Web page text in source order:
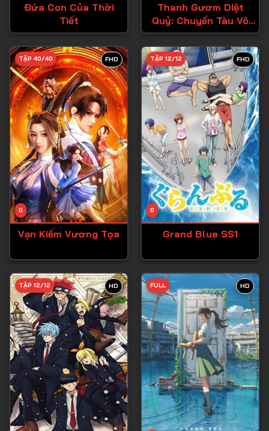
Tập 17
Tập 18
Tập 19
Tập 20
Tập 21
Tập 22
Tập 23
Tập 24
Tập 25
Tập 26
Tập 29
Tập 30
Tập 31
Tập 32
Tập 33
Tập 34
Tập 35
Đứa Con Của Thời
Tiết
Thanh Gươm Diệt
Quỷ: Chuyến Tàu Vô
Tận
FHD
0
TẬP 40/40
Vạn Kiếm Vương Tọa
FHD
0
TẬP 12/12
Grand Blue SS1
HD
TẬP 12/12 HD
FULL